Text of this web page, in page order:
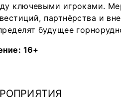
ключевыми игроками.
партнёрства и
будущее
16+